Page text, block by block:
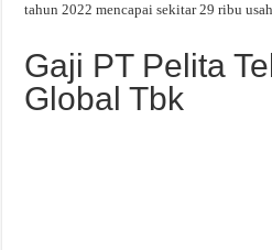
tahun 2022 mencapai sekitar 29 ribu
Gaji PT Pelita
Global Tbk